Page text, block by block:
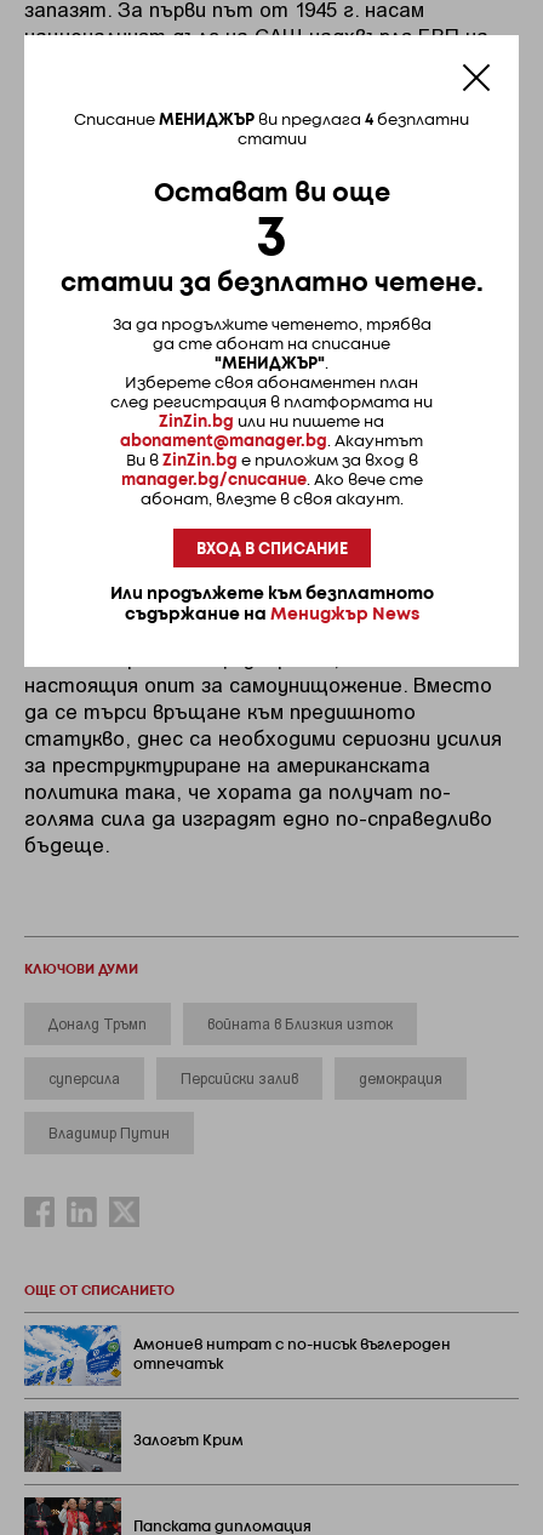
Списание МЕНИДЖЪР ви предлага 4 безплатни
статии
Остават ви още
3
статии за безплатно четене.
За да продължите четенето, трябва
да сте абонат на списание
"МЕНИДЖЪР"
Изберете своя абонаментен план
след регистрация в платформата ни
ZinZin.bg или ни пишете на
abonament@manager.bg
. Акаунтът
Ви в ZinZin.bg е приложим за вход в
manager.bg/списание. Ако вече сте
абонат, влезте в своя акаунт.
ВХОД В СПИСАНИЕ
Или продължете към безплатното
съдържание на Мениджър News
запазят. За първи път от 1945 г. насам
националният дълг на САЩ надхвърля БВП на
Това е важна отправна точка за сравнение:
големите дефицити са нормални, когато
предизвикателство като Втората световна
война. Но администрацията на Тръмп прави
това по съвсем различна причина – за да
избегне облагането на богатите хора и
държава, функционираща като услуга за
свръхбогатите – е несъвместим както с
печеленето на войни, така и с поддържането
на обществените услуги, които позволяват на
едно модерно общество да функционира.
Реформите и поправките вече не са
достатъчни, защото самоубийството на
американската суперсила при управлението на
изкривявания и неравенства, които позволиха
подобна световноисторическа буфонада. Това,
настоящия опит за самоунищожение. Вместо
да се търси връщане към предишното
статукво, днес са необходими сериозни усилия
за преструктуриране на американската
политика така, че хората да получат по-
голяма сила да изградят едно по-справедливо
бъдеще.
КЛЮЧОВИ ДУМИ
Доналд Тръмп войната в Близкия изток
суперсила Персийски залив демокрация
Владимир Путин
ОЩЕ ОТ СПИСАНИЕТО
Амониев нитрат с по-нисък въглероден
отпечатък
Залогът Крим
Папската дипломация